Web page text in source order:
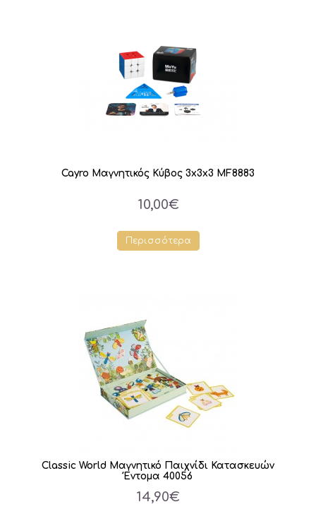
Cayro Μαγνητικός Κύβος 3x3x3 MF8883
10,00€
Περισσότερα
Classic World Μαγνητικό Παιχνίδι Κατασκευών
Έντομα 40056
14,90€